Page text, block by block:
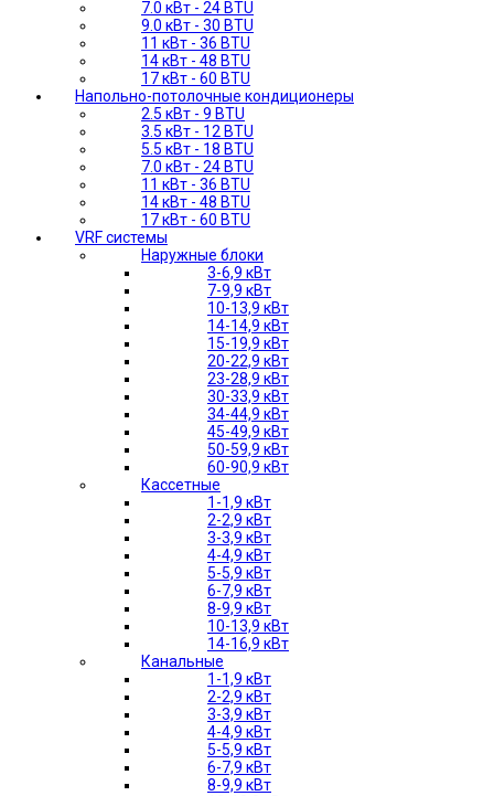
7.0 кВт - 24 BTU
9.0 кВт - 30 BTU
11 кВт - 36 BTU
14 кВт - 48 BTU
17 кВт - 60 BTU
Напольно-потолочные кондиционеры
2.5 кВт - 9 BTU
3.5 кВт - 12 BTU
5.5 кВт - 18 BTU
7.0 кВт - 24 BTU
11 кВт - 36 BTU
14 кВт - 48 BTU
17 кВт - 60 BTU
VRF системы
Наружные блоки
3-6,9 кВт
7-9,9 кВт
10-13,9 кВт
14-14,9 кВт
15-19,9 кВт
20-22,9 кВт
23-28,9 кВт
30-33,9 кВт
34-44,9 кВт
45-49,9 кВт
50-59,9 кВт
60-90,9 кВт
Кассетные
1-1,9 кВт
2-2,9 кВт
3-3,9 кВт
4-4,9 кВт
5-5,9 кВт
6-7,9 кВт
8-9,9 кВт
10-13,9 кВт
14-16,9 кВт
Канальные
1-1,9 кВт
2-2,9 кВт
3-3,9 кВт
4-4,9 кВт
5-5,9 кВт
6-7,9 кВт
8-9,9 кВт